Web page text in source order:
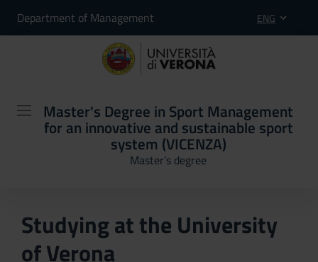
Department of Management ENG
Master's Degree in Sport Management
for an innovative and sustainable sport
system (VICENZA)
Master’s degree
Studying at the University
of Verona